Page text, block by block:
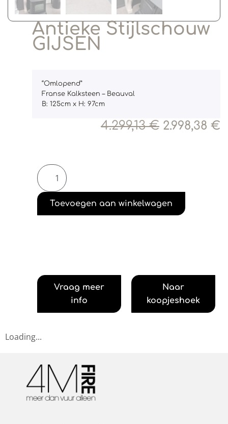
Antieke Stijlschouw
GIJSEN
“Omlopend”
Franse Kalksteen – Beauval
B: 125cm x H: 97cm
4.299,13€ 2.998,38 €
Toevoegen aan winkelwagen
Vraag meer
info
Naar
koopjeshoek
Loading...